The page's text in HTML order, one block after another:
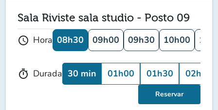
Sala Riviste sala studio - Posto 09
schedule Hora 08h30 09h00 09h30 10h00
timer Durada 30 min 01h00 01h30 02h00
Reservar